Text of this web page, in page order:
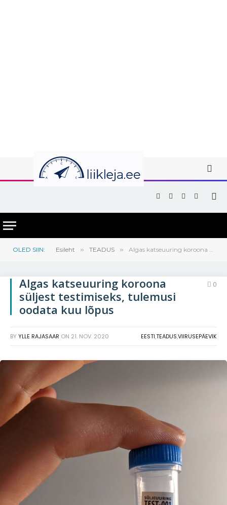
Facebook
X
(Twitter)
Instagram
YouTube
OLED SIIN: Esileht » TEADUS » Algas katseuuring koroona süljest testimiseks, tulemusi oodata kuu lõpus
Algas katseuuring koroona
süljest testimiseks, tulemusi
oodata kuu lõpus
0
BY YLLE RAJASAAR ON 21. NOV. 2020 EESTI,TEADUS,VIIRUSEPÄEVIK